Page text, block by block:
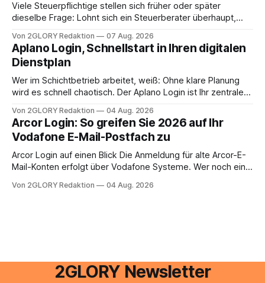
Viele Steuerpflichtige stellen sich früher oder später
dieselbe Frage: Lohnt sich ein Steuerberater überhaupt,
erledigen? Die kurze Antwort: Bei einfachen
Einkommensverhältnissen reicht häufig eine Steuersoftware
aus – sobald jedoch mehrere Einkunftsarten
zusammentreffen oder größere finanzielle Veränderungen
anstehen, zahlt sich professionelle Unterstützung meist
Von 2GLORY Redaktion 07 Aug. 2026
Aplano Login, Schnellstart in Ihren digitalen
Dienstplan
Wer im Schichtbetrieb arbeitet, weiß: Ohne klare Planung
wird es schnell chaotisch. Der Aplano Login ist Ihr zentraler
abwesenheiten und die gesamte kommunikation rund um
Ihr personal digital zu organisieren. In diesem Leitfaden
erfahren Sie alles, was Sie für einen reibungslosen Einstieg
brauchen, von der Registrierung
Von 2GLORY Redaktion 04 Aug. 2026
Arcor Login: So greifen Sie 2026 auf Ihr
Vodafone E-Mail-Postfach zu
Arcor Login auf einen Blick Die Anmeldung für alte Arcor-E-
Mail-Konten erfolgt über Vodafone Systeme. Wer noch eine
besitzt, loggt sich heute über das Vodafone E-Mail & Cloud
Von 2GLORY Redaktion 04 Aug. 2026
2GLORY Newsletter